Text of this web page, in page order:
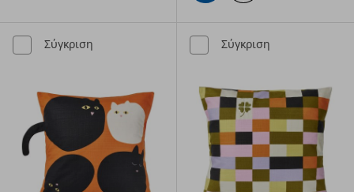
Σύγκριση Σύγκριση